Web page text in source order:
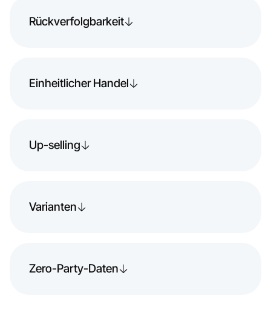
Rückverfolgbarkeit
Einheitlicher Handel
Up-selling
Varianten
Zero-Party-Daten